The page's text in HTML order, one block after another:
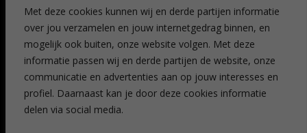
Met deze cookies kunnen wij en derde partijen informatie
over jou verzamelen en jouw internetgedrag binnen, en
mogelijk ook buiten, onze website volgen. Met deze
informatie passen wij en derde partijen de website, onze
communicatie en advertenties aan op jouw interesses en
profiel. Daarnaast kan je door deze cookies informatie
delen via social media.
Leiden
Amsterdam
Breda
Favorieten
Mijn art alert
NIEUWSBRIEF